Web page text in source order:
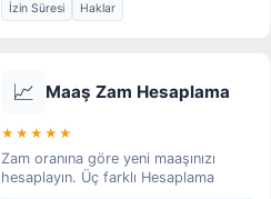
İzin Süresi Haklar
📈 Maaş Zam Hesaplama
★★★★★
Zam oranına göre yeni maaşınızı
hesaplayın. Üç farklı Hesaplama